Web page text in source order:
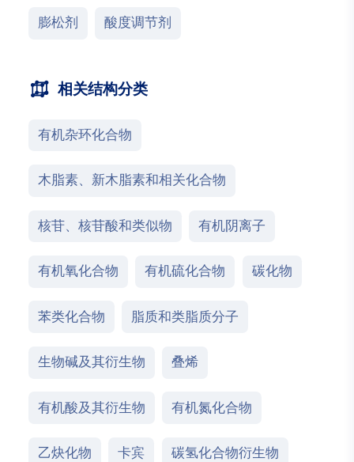
膨松剂 酸度调节剂
相关结构分类
有机杂环化合物
木脂素、新木脂素和相关化合物
核苷、核苷酸和类似物 有机阴离子
有机氧化合物 有机硫化合物 碳化物
苯类化合物 脂质和类脂质分子
生物碱及其衍生物 叠烯
有机酸及其衍生物 有机氮化合物
乙炔化物 卡宾 碳氢化合物衍生物